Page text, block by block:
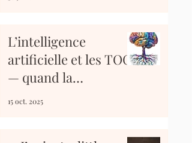
L’intelligence
artificielle et les TOC
— quand la
technologie devient
15 oct. 2025